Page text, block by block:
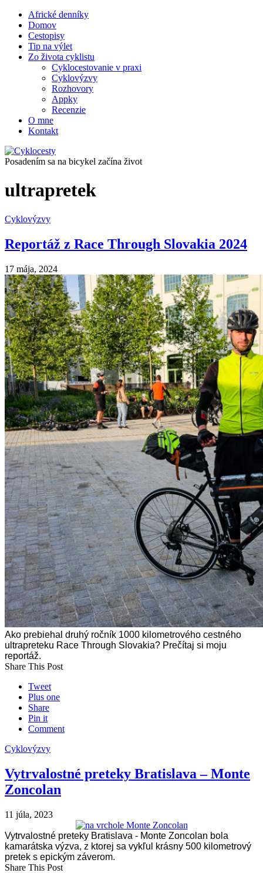
Africké denníky
Domov
Cestopisy
Tip na výlet
Zo života cyklistu
Cyklocestovanie v praxi
Cyklovýzvy
Rozhovory
Appky
Recenzie
O mne
Kontakt
Posadením sa na bicykel začína život
ultrapretek
Cyklovýzvy
Reportáž z Race Through Slovakia 2024
17 mája, 2024
Ako prebiehal druhý ročník 1000 kilometrového cestného
ultrapreteku Race Through Slovakia? Prečítaj si moju
reportáž.
Share This Post
Tweet
Plus one
Share
Pin it
Comment
Cyklovýzvy
Vytrvalostné preteky Bratislava – Monte
Zoncolan
11 júla, 2023
Vytrvalostné preteky Bratislava - Monte Zoncolan bola
kamarátska výzva, z ktorej sa vykľul krásny 500 kilometrový
pretek s epickým záverom.
Share This Post